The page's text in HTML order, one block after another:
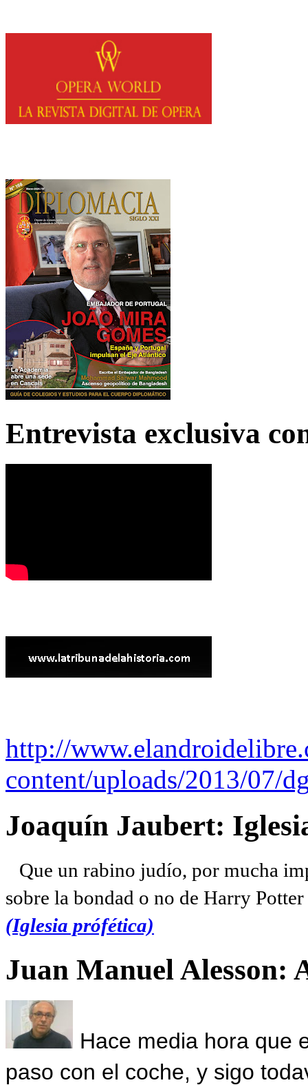
Entrevista exclusiva
http://
content/uploads/2013/07/
Joaquín Jaubert:
Que un rabino judío, por mucha
sobre la bondad o no de Harry
(Iglesia prófética)
Juan Manuel Alesson:
Hace media hora que
paso con el coche, y sigo